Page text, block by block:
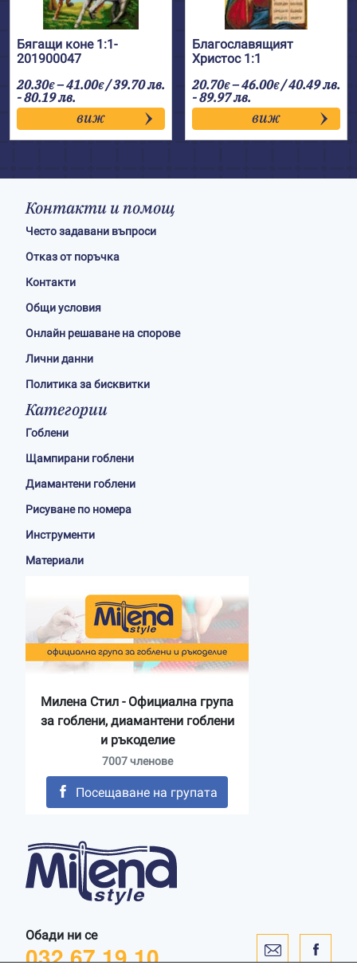
Бягащи коне 1:1-
201900047
20.30€ –41.00€Price
range:
20.30€
through
41.00€
/ 39.70 лв.
- 80.19 лв.
виж
Благославящият
Христос 1:1
20.70€ –46.00€Price
range:
20.70€
through
46.00€
/ 40.49 лв.
- 89.97 лв.
виж
Обади ни се
032 67 19 10
Контакти и помощ
Често задавани въпроси
Отказ от поръчка
Контакти
Общи условия
Онлайн решаване на спорове
Лични данни
Политика за бисквитки
Категории
Гоблени
Щампирани гоблени
Диамантени гоблени
Рисуване по номера
Инструменти
Материали
Милена Стил - Официална група
за гоблени, диамантени гоблени
и ръкоделие
7007 членове
Посещаване на групата